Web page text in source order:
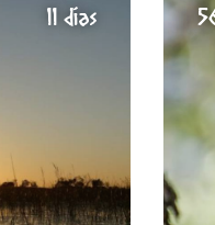
11 días